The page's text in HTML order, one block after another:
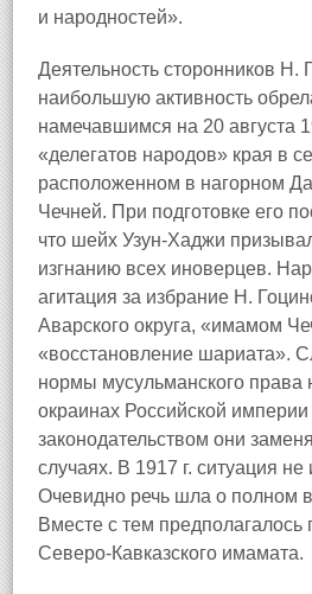
и народностей».
Деятельность сторонников Н.
наибольшую активность
намечавшимся на 20 августа
«делегатов народов» края в
расположенном в нагорном
Чечней. При подготовке его
что шейх Узун-Хаджи
изгнанию всех иноверцев.
агитация за избрание Н.
Аварского округа, «имамом
«восстановление шариата».
нормы мусульманского права
окраинах Российской
законодательством они
случаях. В 1917 г. ситуация не
Очевидно речь шла о полном
Вместе с тем предполагалось
Северо-Кавказского имамата.